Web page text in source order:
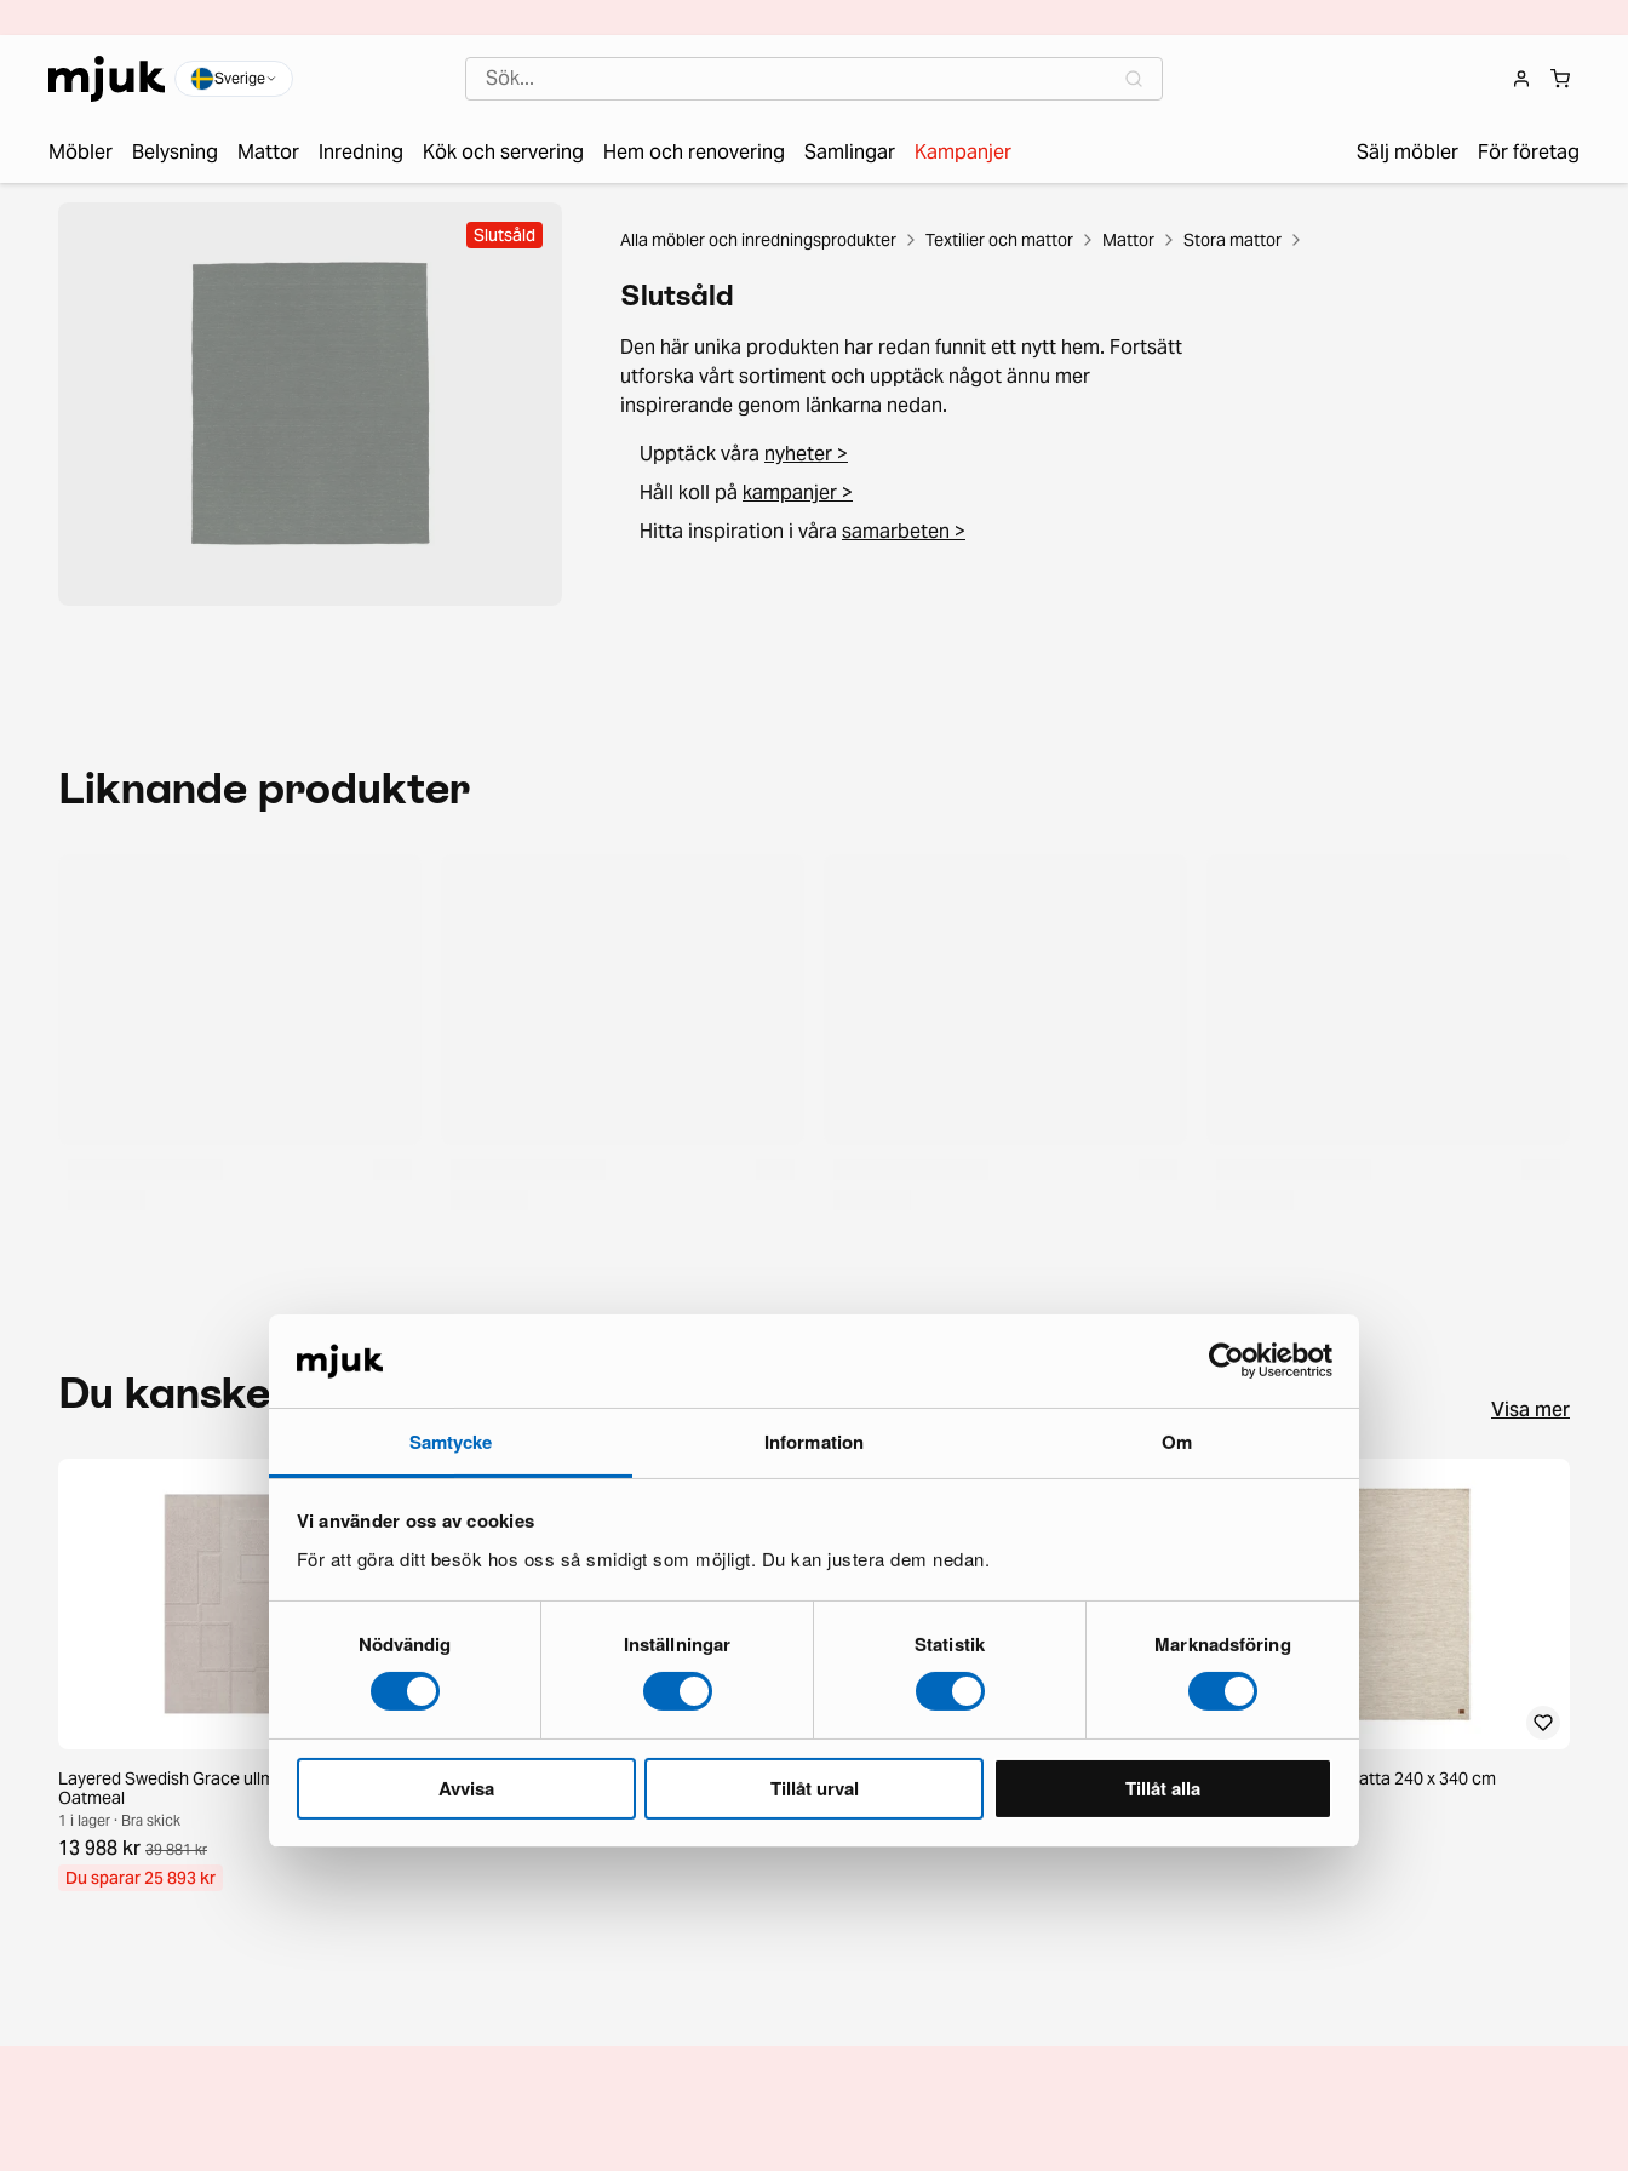
Samtycke Information Om
Vi använder oss av cookies
För att göra ditt besök hos oss så smidigt som möjligt. Du kan justera dem nedan.
Nödvändig Inställningar Statistik Marknadsföring
Avvisa Tillåt urval Tillåt alla
Sverige
Möbler Belysning Mattor Inredning Kök och servering Hem och renovering Samlingar Kampanjer Sälj möbler För företag
Slutsåld Alla möbler och inredningsprodukter Textilier och mattor Mattor Stora mattor
Slutsåld
Den här unika produkten har redan funnit ett nytt hem. Fortsätt
utforska vårt sortiment och upptäck något ännu mer
inspirerande genom länkarna nedan.
Upptäck våra nyheter >
Håll koll på kampanjer >
Hitta inspiration i våra samarbeten >
Liknande produkter
Du kanske också gillar Visa mer
Layered Swedish Grace ullmatta 300 x 400 cm
Oatmeal
1 i lager · Bra skick
13 988 kr 39 881 kr
Du sparar 25 893 kr
KM Home Hawaii Circle matta ø 240 cm gul
1 i lager · Nyskick
884 kr
KM Home Relax matta 240 x 300 cm vit
1 i lager · Nyskick
1 140 kr
KM Home Birka ullmatta 240 x 340 cm